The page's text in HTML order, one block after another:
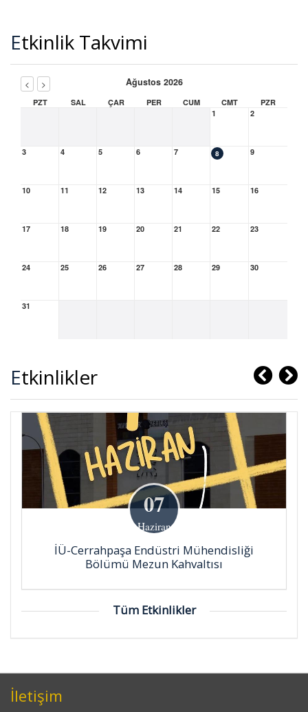
Etkinlik Takvimi
< > Ağustos 2026
PZT SAL ÇAR PER CUM CMT
PZR
1
2
3 4 5 6 7 8 9
10 11 12 13 14 15 16
17 18 19 20 21 22 23
24 25 26 27 28 29 30
31
Etkinlikler
07
Haziran
İÜ-Cerrahpaşa Endüstri Mühendisliği
Bölümü Mezun Kahvaltısı
Tüm Etkinlikler
İletişim